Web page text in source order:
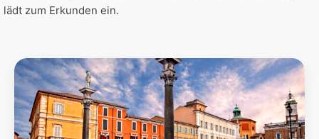
lädt zum Erkunden ein.